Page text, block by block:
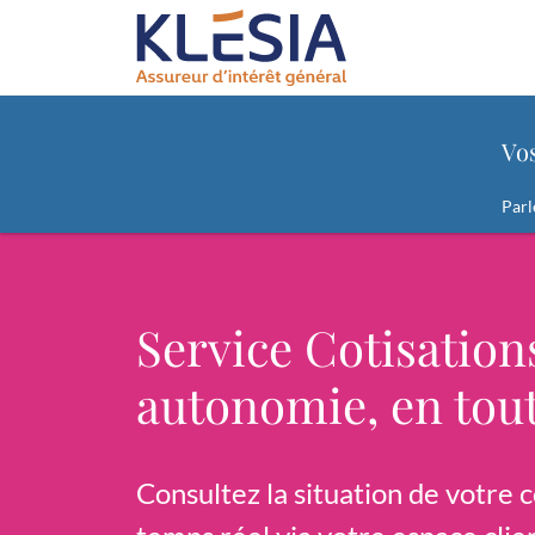
Menu principal Pied de page
Service
autonomie, en
Consultez la situation de votre